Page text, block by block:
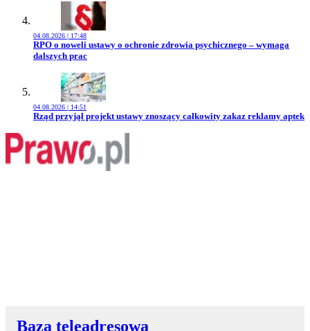
04.08.2026 | 17:48
Przejdź do artykułu:
RPO o noweli ustawy o ochronie zdrowia psychicznego – wymaga
dalszych prac
04.08.2026 | 14:51
Przejdź do artykułu:
Rząd przyjął projekt ustawy znoszący całkowity zakaz reklamy aptek
Baza teleadresowa